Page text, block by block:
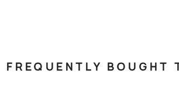
FREQUENTLY BOUGHT